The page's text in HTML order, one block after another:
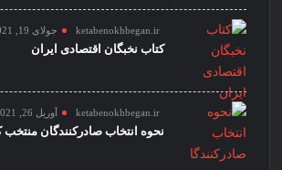
ketabenokhbegan.ir جولای 19, 2021
کتاب نخبگان اقتصادی ایران
ketabenokhbegan.ir آوریل 26, 2021
نحوه انتخاب صادرکنندگان منتخب